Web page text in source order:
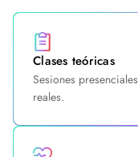
Clases teóricas
Sesiones
reales.